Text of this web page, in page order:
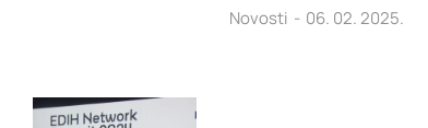
Novosti 06. 02. 2025.